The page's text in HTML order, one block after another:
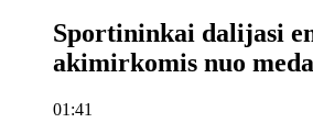
Sportininkai dalijasi
akimirkomis nuo
01:41